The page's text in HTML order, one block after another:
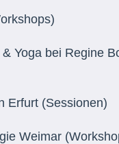
Yoga bei Regine
Erfurt (Sessionen)
Weimar